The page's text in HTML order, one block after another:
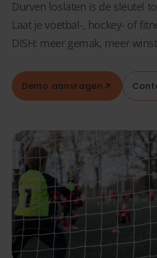
Durven loslaten is de sleutel
Laat je voetbal-, hockey- of
DISH: meer gemak, meer
Demo aanvragen